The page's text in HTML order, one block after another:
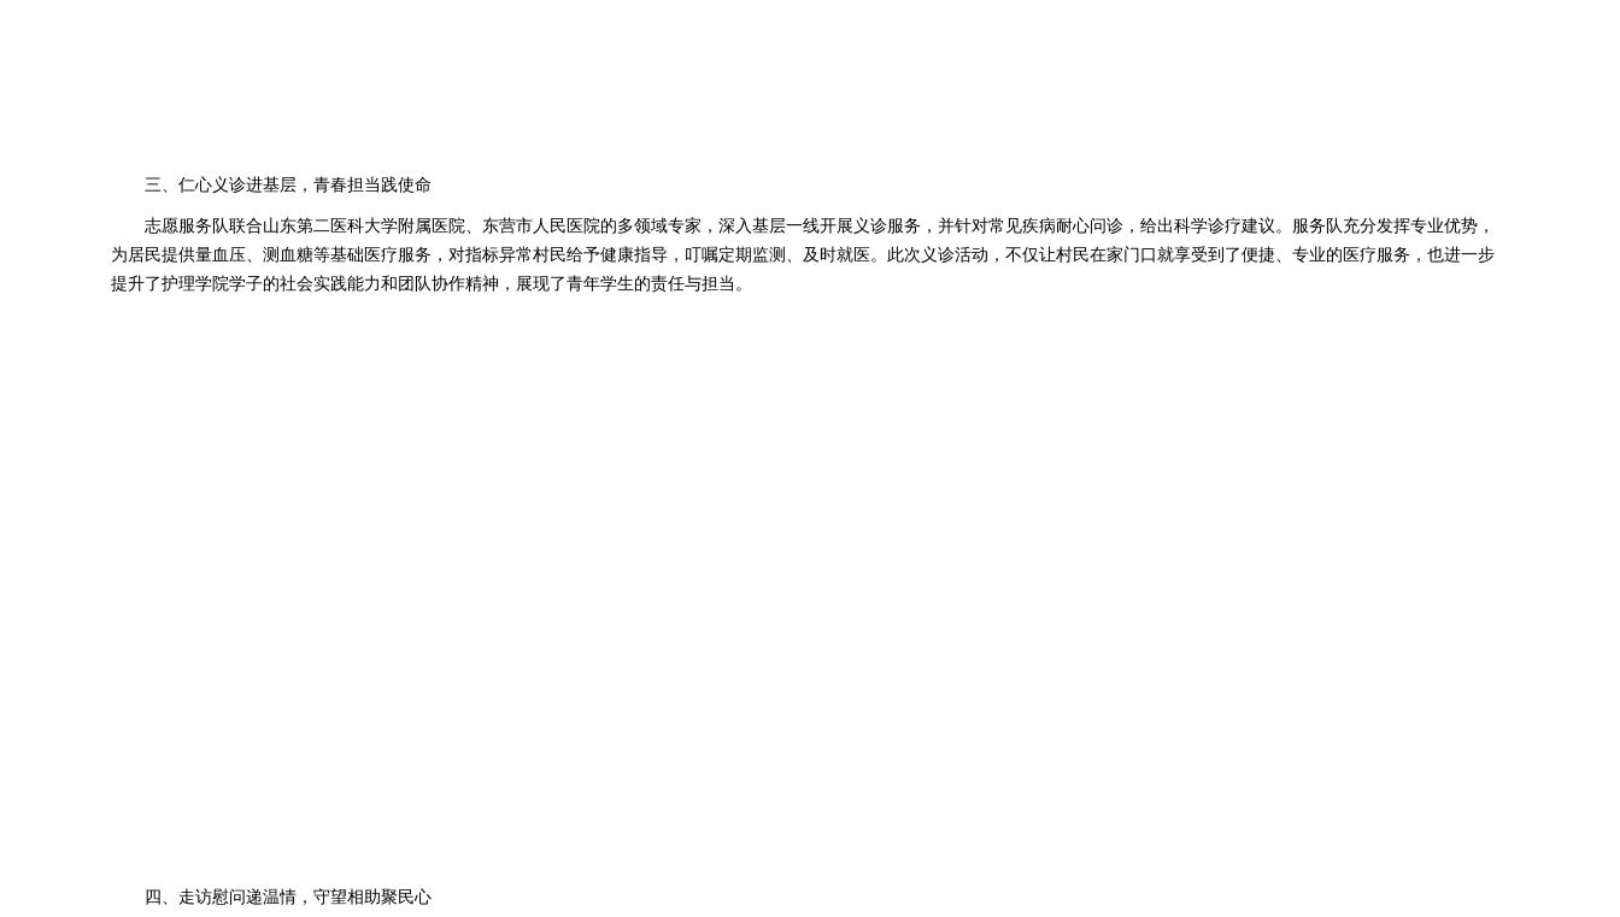
三、仁心义诊进基层，青春担当践使命
志愿服务队联合山东第二医科大学附属医院、东营市人民医院的多领域专家，深入基层一线开展义诊服务，并针对常见疾病耐心问诊，给出科学诊疗建议。服务队充分发挥专业优势，
为居民提供量血压、测血糖等基础医疗服务，对指标异常村民给予健康指导，叮嘱定期监测、及时就医。此次义诊活动，不仅让村民在家门口就享受到了便捷、专业的医疗服务，也进一步
提升了护理学院学子的社会实践能力和团队协作精神，展现了青年学生的责任与担当。
四、走访慰问递温情，守望相助聚民心